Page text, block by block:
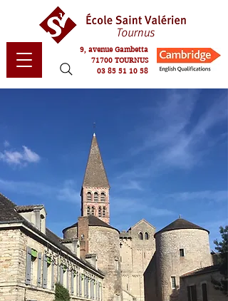
9, avenue Gambetta
71700 TOURNUS
03 85 51 10 58